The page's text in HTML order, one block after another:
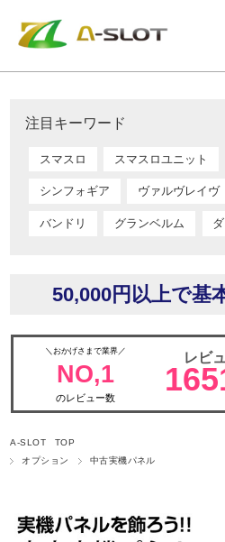
注目キーワード
スマスロ スマスロユニット
シンフォギア ヴァルヴレイヴ
バンドリ グランベルム
50,000円以上で基
＼おかげさまで業界／
NO,1
のレビュー数
レビ
A-SLOT TOP
オプション
中古実機パネル